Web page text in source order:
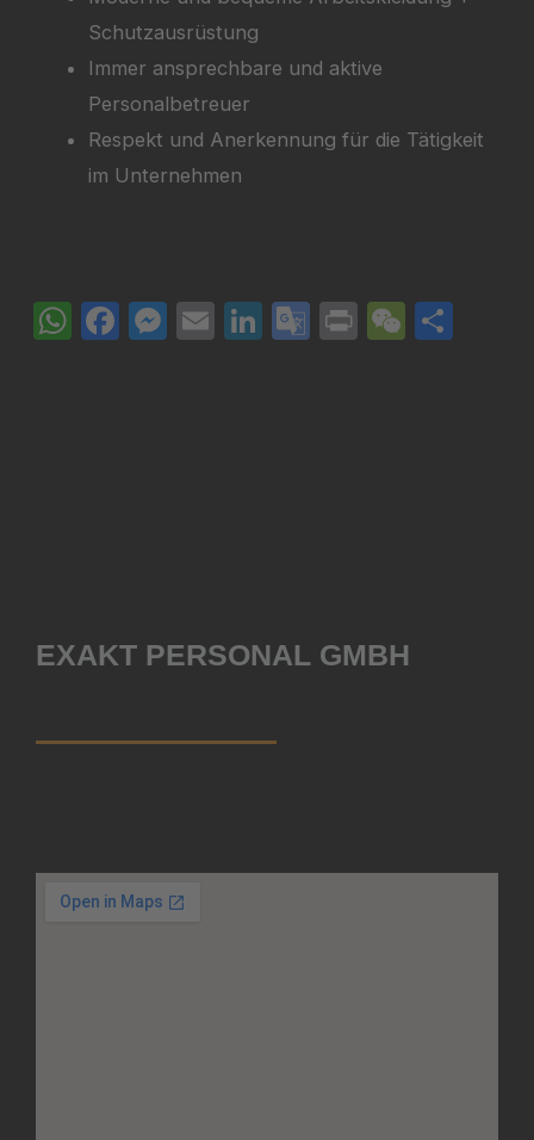
Schutzausrüstung
Immer ansprechbare und aktive
Personalbetreuer
Respekt und Anerkennung für die Tätigkeit
im Unternehmen
WhatsApp
Facebook
Messenger
EmailLinkedIn
Google
Print
EXAKT PERSONAL GMBH